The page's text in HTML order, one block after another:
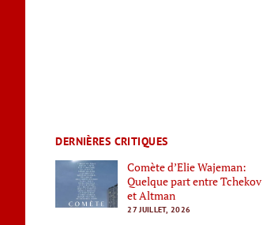
DERNIÈRES CRITIQUES
Comète d’Elie Wajeman:
Quelque part entre Tchekov
et Altman
27 JUILLET, 2026